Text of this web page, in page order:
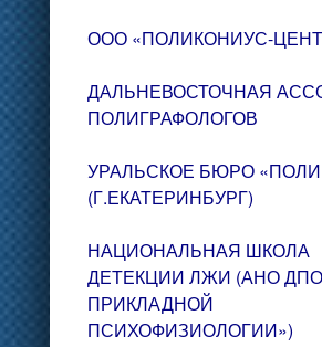
ООО «ПОЛИКОНИУС-
ДАЛЬНЕВОСТОЧНАЯ
ПОЛИГРАФОЛОГОВ
УРАЛЬСКОЕ БЮРО
(Г.ЕКАТЕРИНБУРГ)
НАЦИОНАЛЬНАЯ ШКОЛА
ДЕТЕКЦИИ ЛЖИ (АНО
ПРИКЛАДНОЙ
ПСИХОФИЗИОЛОГИИ»)